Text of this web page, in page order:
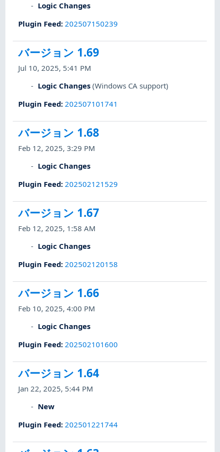
Logic Changes
Plugin Feed: 202507150239
バージョン 1.69
Jul 10, 2025, 5:41 PM
Logic Changes (Windows CA support)
Plugin Feed: 202507101741
バージョン 1.68
Feb 12, 2025, 3:29 PM
Logic Changes
Plugin Feed: 202502121529
バージョン 1.67
Feb 12, 2025, 1:58 AM
Logic Changes
Plugin Feed: 202502120158
バージョン 1.66
Feb 10, 2025, 4:00 PM
Logic Changes
Plugin Feed: 202502101600
バージョン 1.64
Jan 22, 2025, 5:44 PM
New
Plugin Feed: 202501221744